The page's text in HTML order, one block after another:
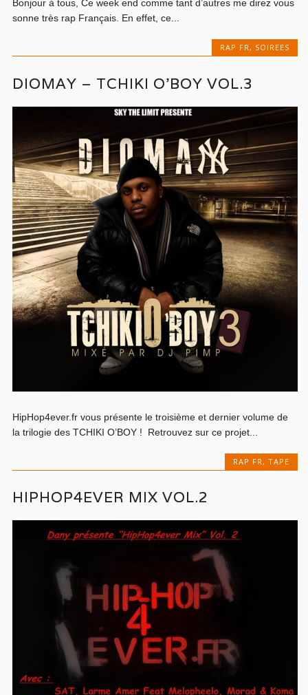
Bonjour à tous, Ce week end comme tant d’autres me direz vous
sonne très rap Français. En effet, ce...
RAP FR, SOIREES
DIOMAY – TCHIKI O’BOY VOL.3
HipHop4ever.fr vous présente le troisième et dernier volume de
la trilogie des TCHIKI O’BOY ! Retrouvez sur ce projet...
RAP FR , TAPE
HIPHOP4EVER MIX VOL.2